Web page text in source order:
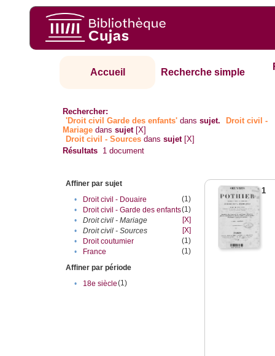
Accueil Recherche simple
Rechercher:
'Droit civil Garde des enfants' danssujet.
Droit civil -
Mariage danssujet [X]
Droit civil - Sources danssujet [X]
Résultats 1 document
Affiner par sujet
•
Droit civil - Douaire
(1)
•
Droit civil - Garde des enfants(1)
•
Droit civil - Mariage
[X]
•
Droit civil - Sources
[X]
•
Droit coutumier
(1)
•
France
(1)
Affiner par période
•
18e siècle(1)
1